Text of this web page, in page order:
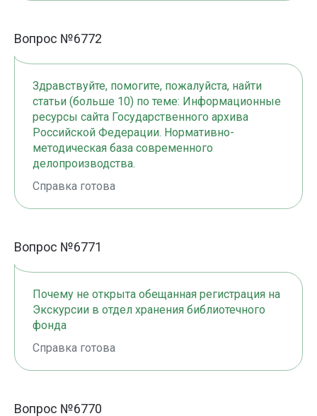
Вопрос №6772
Здравствуйте, помогите, пожалуйста, найти
статьи (больше 10) по теме: Информационные
ресурсы сайта Государственного архива
Российской Федерации. Нормативно-
методическая база современного
делопроизводства.
Справка готова
Вопрос №6771
Почему не открыта обещанная регистрация на
Экскурсии в отдел хранения библиотечного
фонда
Справка готова
Вопрос №6770